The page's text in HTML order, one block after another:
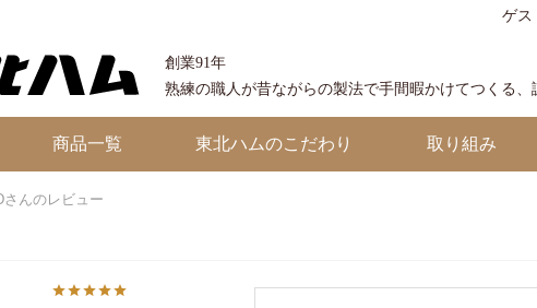
ゲス
創業91年
熟練の職人が昔ながらの製法で手間暇かけてつくる、
商品一覧 東北ハムのこだわり 取り組み
さんのレビュー